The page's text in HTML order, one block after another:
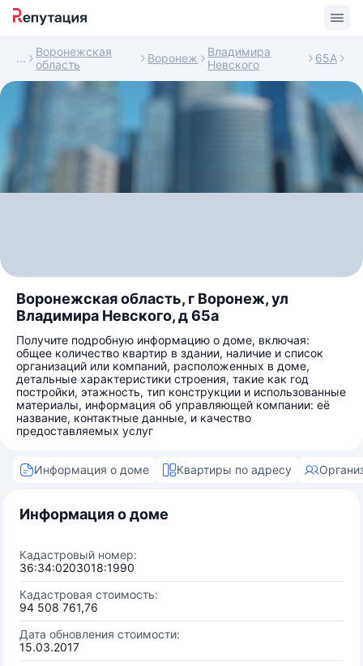
Воронежская
область
Воронеж
Владимира
Невского
65А
Воронежская область, г Воронеж, ул
Владимира Невского, д 65а
Получите подробную информацию о доме, включая:
общее количество квартир в здании, наличие и список
организаций или компаний, расположенных в доме,
детальные характеристики строения, такие как год
постройки, этажность, тип конструкции и использованные
материалы, информация об управляющей компании: её
название, контактные данные, и качество
предоставляемых услуг
Информация о доме Квартиры по адресу
Информация о доме
Кадастровый номер:
36:34:0203018:1990
Кадастровая стоимость:
94 508 761,76
Дата обновления стоимости:
15.03.2017